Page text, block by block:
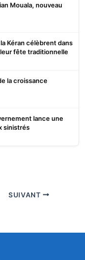
Mouala, nouveau
Kéran célèbrent dans
fête traditionnelle
la croissance
lance une
sinistrés
SUIVANT